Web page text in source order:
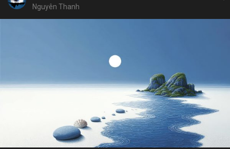
Nguyên Thanh
sanh thiện hài kịch sân si
6
Bỏ chọn
Bỏ chọn
Bình luận
Lưu